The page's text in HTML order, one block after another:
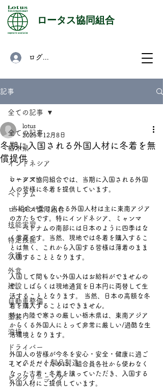
​ロータス協同組合
ログイン
記事
全ての記事
栃木県
インドネシア
ミャンマー
ベトナム
ロータス協同組合
技能実習
特定技能
介護
外食
建設
自動車整備
塗装
溶接
ドライバー
コンクリート製品製造
ビルクリーニング
全ての記事
冬期に入国される外国人材に冬着を無
償提供
lotus
2025年12月8日
ロータス協同組合では、当期に入国される外国
人の皆様に冬着を提供しています。
当組合が受け入れる外国人材は主に東南アジア
の方たちです。特にインドネシア、ミャンマ
ー、ベトナムの南部には日本のように四季はな
く常夏です。当然、現地では冬着を購入するこ
とは無く、これから入国する皆様は薄着のまま
入国することとなります。
入国して間もない外国人はお給料がでませんの
で、しばらくは現地通貨を日本円に両替して生
活することとなります。 当然、日本の高額な冬
着を購入することはできません。
特に内陸で寒さの厳しい栃木県は、東南アジア
からくる外国人にとって非常に厳しい/過酷な生
活環境となります。
外国人の皆様が今冬を安心・安全・健康に過ご
していただくために、組合員各社から使わなく
なった古着・冬着を譲っていただき、入国する
外国人材にご提供しています。